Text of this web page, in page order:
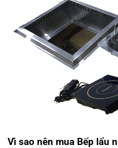
Vì sao nên mua Bếp lẩu